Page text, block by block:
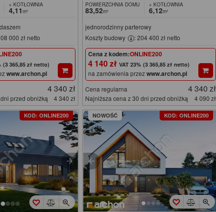
+ KOTŁOWNIA
4,11m²
000 zł netto
(3 365,85 zł netto)
www.archon.pl
4 340 zł
przed obniżką 4 340 zł
POWIERZCHNIA DOMU
83,52m²
+ KOTŁOWNIA
6,12m²
jednorodzinny parterowy
Koszty budowy
: 204 400 zł netto
Cena z kodem:ONLINE200
4 140 zł (3 365,85 zł netto)
na zamówienia przezwww.archon.pl
Cena regularna 4 340 zł
Najniższa cena z 30 dni przed obniżką 4 090 zł
KOD: ONLINE200 NOWOŚĆ KOD: ONLINE200